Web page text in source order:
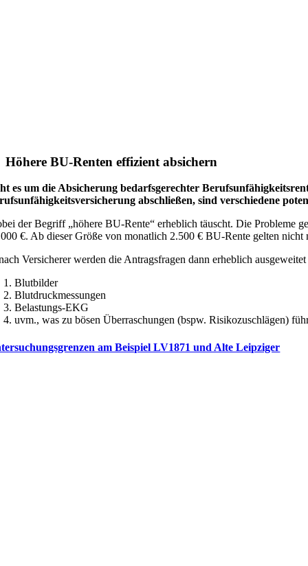
Höhere BU-Renten effizient absichern
es um die Absicherung bedarfsgerechter
abschließen, sind verschiedene
der Begriff „höhere BU-Rente“ erheblich täuscht. Die Probleme
€. Ab dieser Größe von monatlich 2.500 € BU-Rente gelten nicht
Versicherer werden die Antragsfragen dann erheblich
Blutbilder
Blutdruckmessungen
Belastungs-EKG
uvm., was zu bösen Überraschungen (bspw. Risikozuschlägen)
am Beispiel LV1871 und Alte Leipziger